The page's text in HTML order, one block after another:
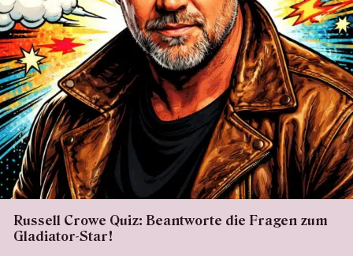
Russell Crowe Quiz: Beantworte die Fragen zum
Gladiator-Star!